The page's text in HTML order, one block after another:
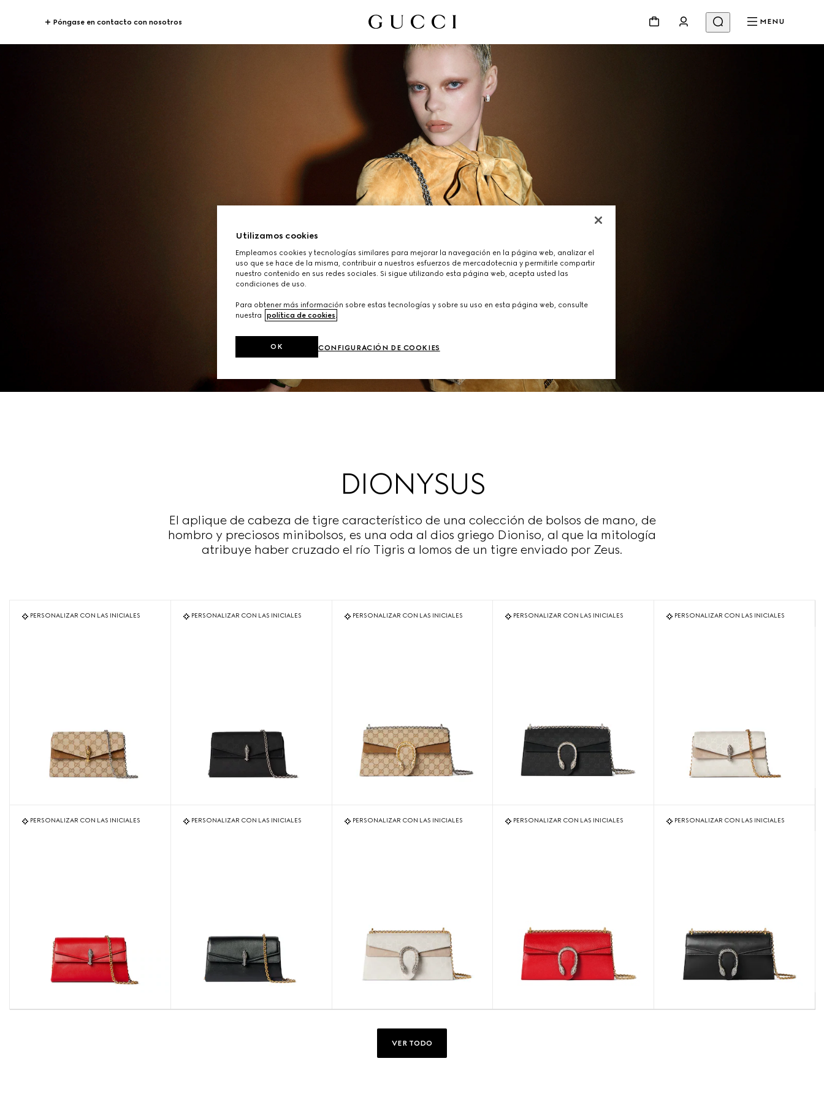
Póngase en contacto con nosotros MENU
DIONYSUS
El aplique de cabeza de tigre característico de una colección de bolsos de mano, de
hombro y preciosos minibolsos, es una oda al dios griego Dioniso, al que la mitología
atribuye haber cruzado el río Tigris a lomos de un tigre enviado por Zeus.
PERSONALIZAR CON LAS INICIALES PERSONALIZAR CON LAS INICIALES PERSONALIZAR CON LAS INICIALES PERSONALIZAR CON LAS INICIALES PERSONALIZAR CON LAS INICIALES
PERSONALIZAR CON LAS INICIALES PERSONALIZAR CON LAS INICIALES PERSONALIZAR CON LAS INICIALES PERSONALIZAR CON LAS INICIALES PERSONALIZAR CON LAS INICIALES
VER TODO
Utilizamos cookies
Empleamos cookies y tecnologías similares para mejorar la navegación en la página web, analizar el
uso que se hace de la misma, contribuir a nuestros esfuerzos de mercadotecnia y permitirle compartir
nuestro contenido en sus redes sociales. Si sigue utilizando esta página web, acepta usted las
condiciones de uso.
Para obtener más información sobre estas tecnologías y sobre su uso en esta página web, consulte
nuestra
política de cookies
CONFIGURACIÓN DE COOKIES
OK